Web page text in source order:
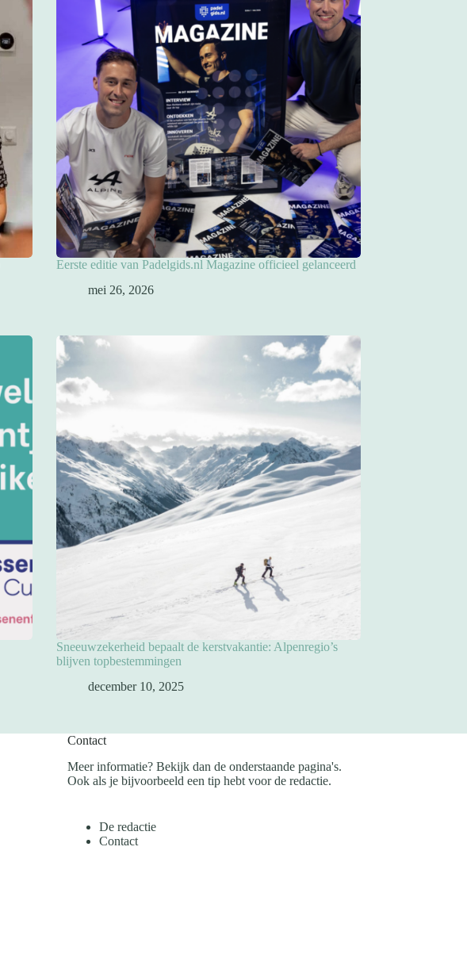
Eerste editie van Padelgids.nl Magazine officieel gelanceerd
mei 26, 2026
Sneeuwzekerheid bepaalt de kerstvakantie: Alpenregio’s
blijven topbestemmingen
december 10, 2025
Contact
Meer informatie? Bekijk dan de onderstaande pagina's.
Ook als je bijvoorbeeld een tip hebt voor de redactie.
De redactie
Contact